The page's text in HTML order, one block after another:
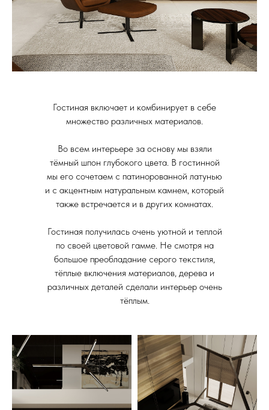
Гостиная включает и комбинирует в себе
множество различных материалов.
Во всем интерьере за основу мы взяли
тёмный шпон глубокого цвета. В гостинной
мы его сочетаем с патинорованной латунью
и с акцентным натуральным камнем, который
также встречается и в других комнатах.
Гостиная получилась очень уютной и теплой
по своей цветовой гамме. Не смотря на
большое преобладание серого текстиля,
тёплые включения материалов, дерева и
различных деталей сделали интерьер очень
тёплым.